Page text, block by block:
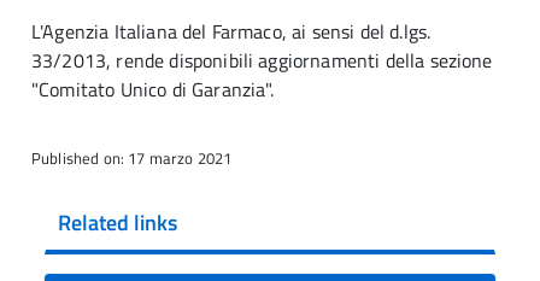
L'Agenzia Italiana del Farmaco, ai sensi del d.lgs.
33/2013, rende disponibili aggiornamenti della sezione
"Comitato Unico di Garanzia".
Published on: 17 marzo 2021
Related links